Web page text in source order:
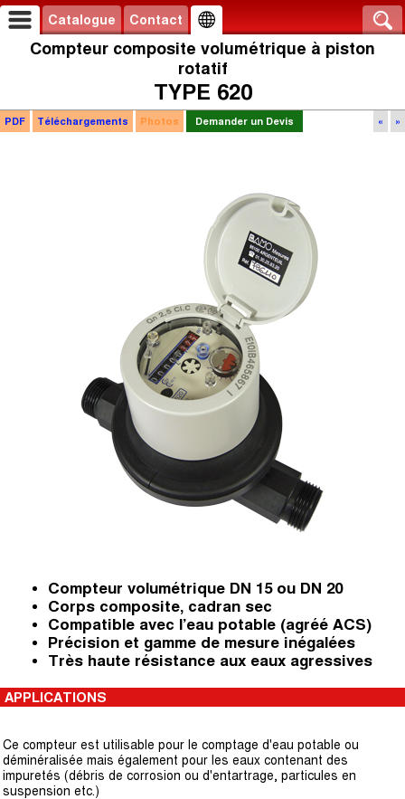
Catalogue Contact
Compteur composite volumétrique à piston
rotatif
TYPE 620
« »
PDF Téléchargements Photos Demander un Devis
Compteur volumétrique DN 15 ou DN 20
Corps composite, cadran sec
Compatible avec l’eau potable (agréé ACS)
Précision et gamme de mesure inégalées
Très haute résistance aux eaux agressives
APPLICATIONS
Ce compteur est utilisable pour le comptage d'eau potable ou
déminéralisée mais également pour les eaux contenant des
impuretés (débris de corrosion ou d'entartrage, particules en
suspension etc.)